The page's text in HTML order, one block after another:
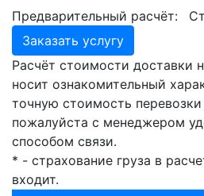
Предварительный расчёт:
Заказать услугу
Расчёт стоимости доставки
носит ознакомительный
точную стоимость
пожалуйста с менеджером
способом связи.
* - страхование груза в
входит.